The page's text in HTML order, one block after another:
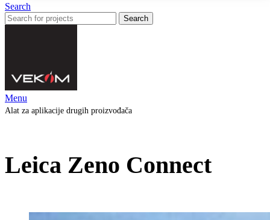
Search
Search
Menu
Alat za aplikacije drugih proizvođača
Leica Zeno Connect